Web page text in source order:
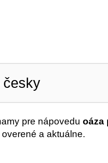
česky
pre nápovedu oáza
a aktuálne.